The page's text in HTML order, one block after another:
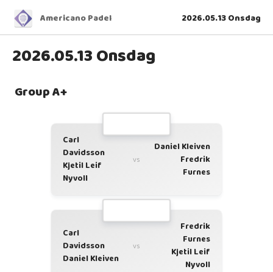
Americano Padel 2026.05.13 Onsdag
2026.05.13 Onsdag
Group A+
Carl
Davidsson
Kjetil Leif
Nyvoll
vs
Daniel Kleiven
Fredrik
Furnes
Carl
Davidsson
Daniel Kleiven
vs
Fredrik
Furnes
Kjetil Leif
Nyvoll